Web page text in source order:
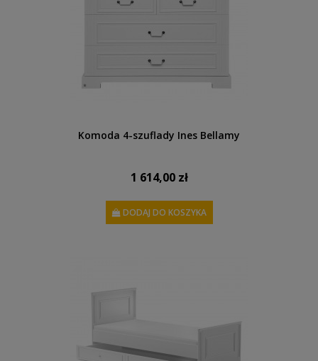
Komoda 4-szuflady Ines Bellamy
1 614,00 zł
DODAJ DO KOSZYKA